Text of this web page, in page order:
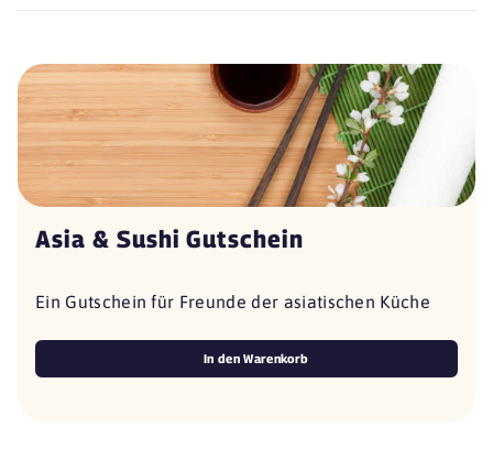
Asia & Sushi Gutschein
Ein Gutschein für Freunde der asiatischen Küche
In den Warenkorb